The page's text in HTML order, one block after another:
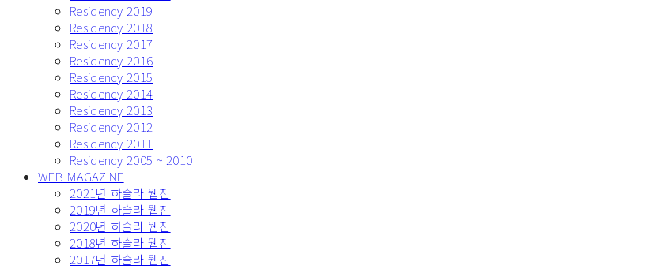
Residency 2019
Residency 2018
Residency 2017
Residency 2016
Residency 2015
Residency 2014
Residency 2013
Residency 2012
Residency 2011
Residency 2005 ~ 2010
WEB-MAGAZINE
2021년 하슬라 웹진
2019년 하슬라 웹진
2020년 하슬라 웹진
2018년 하슬라 웹진
2017년 하슬라 웹진